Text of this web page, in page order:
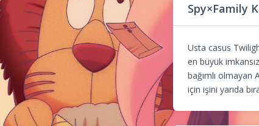
Spy×Family
Usta casus
en büyük
bağımlı
için işini yarıda